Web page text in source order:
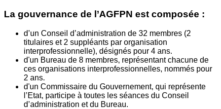
La gouvernance de l’AGFPN est composée :
d’un Conseil d’administration de 32 membres (2
titulaires et 2 suppléants par organisation
interprofessionnelle), désignés pour 4 ans.
d'un Bureau de 8 membres, représentant chacune de
ces organisations interprofessionnelles, nommés pour
2 ans.
d'un Commissaire du Gouvernement, qui représente
l’Etat, participe à toutes les séances du Conseil
d’administration et du Bureau.